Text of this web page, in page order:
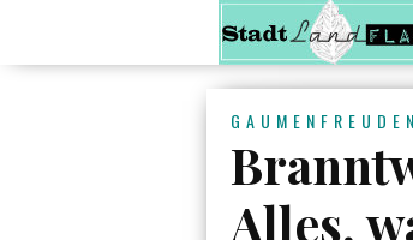
GAUMENFREUDEN
Alles,